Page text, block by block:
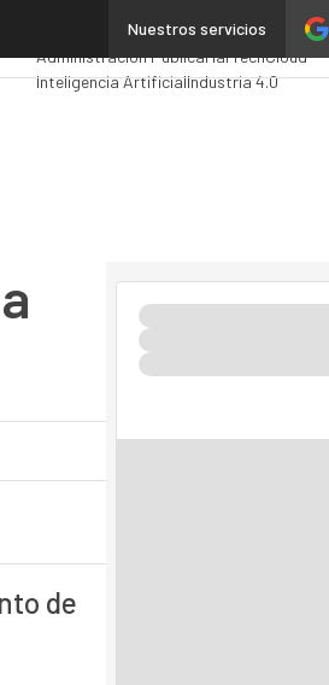
Nuestros servicios
Premios ComputingAnalytics
Administración PúblicaMarTechCloud
Inteligencia ArtificialIndustria 4.0
de